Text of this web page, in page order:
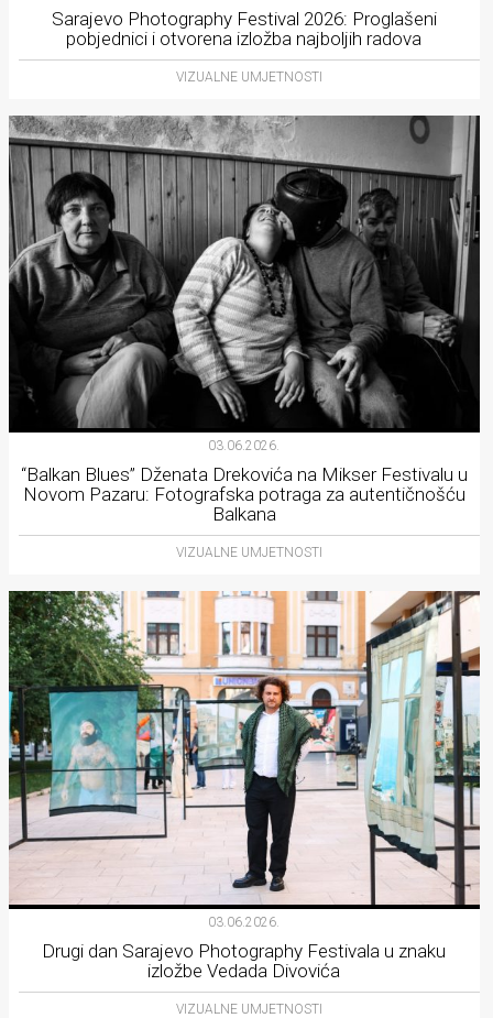
Sarajevo Photography Festival 2026: Proglašeni
pobjednici i otvorena izložba najboljih radova
VIZUALNE UMJETNOSTI
03.06.2026.
“Balkan Blues” Dženata Drekovića na Mikser Festivalu u
Novom Pazaru: Fotografska potraga za autentičnošću
Balkana
VIZUALNE UMJETNOSTI
03.06.2026.
Drugi dan Sarajevo Photography Festivala u znaku
izložbe Vedada Divovića
VIZUALNE UMJETNOSTI